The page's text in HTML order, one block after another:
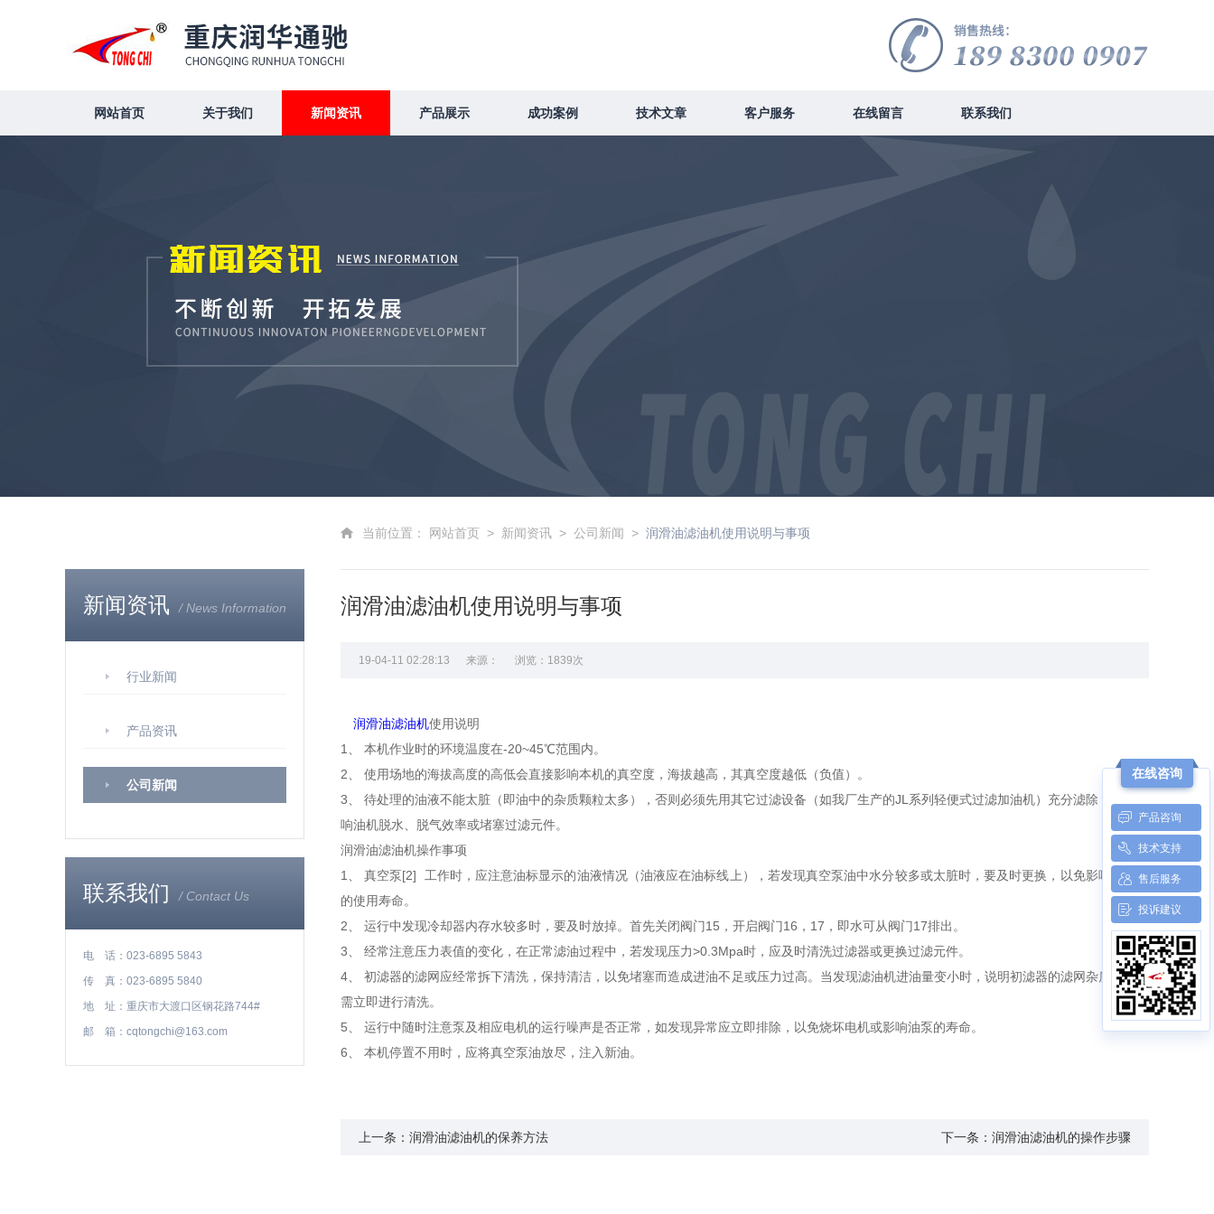
网站首页 关于我们 新闻资讯 产品展示 成功案例 技术文章 客户服务 在线留言 联系我们
新闻资讯 / News Information
行业新闻
产品资讯
公司新闻
联系我们 / Contact Us
电 话：023-6895 5843
传 真：023-6895 5840
地 址：重庆市大渡口区钢花路744#
邮 箱：cqtongchi@163.com
当前位置： 网站首页 > 新闻资讯 > 公司新闻 > 润滑油滤油机使用说明与事项
润滑油滤油机使用说明与事项
19-04-11 02:28:13 来源： 浏览：1839次
润滑油滤油机使用说明
1、 本机作业时的环境温度在-20~45℃范围内。
2、 使用场地的海拔高度的高低会直接影响本机的真空度，海拔越高，其真空度越低（负值）。
3、 待处理的油液不能太脏（即油中的杂质颗粒太多），否则必须先用其它过滤设备（如我厂生产的JL系列轻便式过滤加油机）充分滤除，以免影
响油机脱水、脱气效率或堵塞过滤元件。
润滑油滤油机操作事项
1、 真空泵[2] 工作时，应注意油标显示的油液情况（油液应在油标线上），若发现真空泵油中水分较多或太脏时，要及时更换，以免影响真空泵
的使用寿命。
2、 运行中发现冷却器内存水较多时，要及时放掉。首先关闭阀门15，开启阀门16，17，即水可从阀门17排出。
3、 经常注意压力表值的变化，在正常滤油过程中，若发现压力>0.3Mpa时，应及时清洗过滤器或更换过滤元件。
4、 初滤器的滤网应经常拆下清洗，保持清洁，以免堵塞而造成进油不足或压力过高。当发现滤油机进油量变小时，说明初滤器的滤网杂质增多，
需立即进行清洗。
5、 运行中随时注意泵及相应电机的运行噪声是否正常，如发现异常应立即排除，以免烧坏电机或影响油泵的寿命。
6、 本机停置不用时，应将真空泵油放尽，注入新油。
上一条：润滑油滤油机的保养方法 下一条：润滑油滤油机的操作步骤
在线咨询
产品咨询
技术支持
售后服务
投诉建议